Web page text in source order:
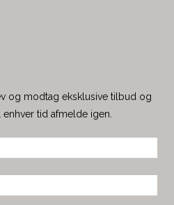
og modtag eksklusive tilbud og
tid afmelde igen.